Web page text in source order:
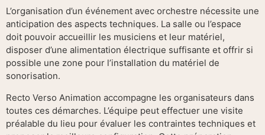
L’organisation d’un événement avec orchestre nécessite une
anticipation des aspects techniques. La salle ou l’espace
doit pouvoir accueillir les musiciens et leur matériel,
disposer d’une alimentation électrique suffisante et offrir si
possible une zone pour l’installation du matériel de
sonorisation.
Recto Verso Animation accompagne les organisateurs dans
toutes ces démarches. L’équipe peut effectuer une visite
préalable du lieu pour évaluer les contraintes techniques et